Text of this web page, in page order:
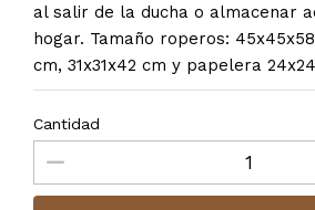
al salir de la ducha o almacenar
hogar. Tamaño roperos:
cm, 31x31x42 cm y papelera
Cantidad